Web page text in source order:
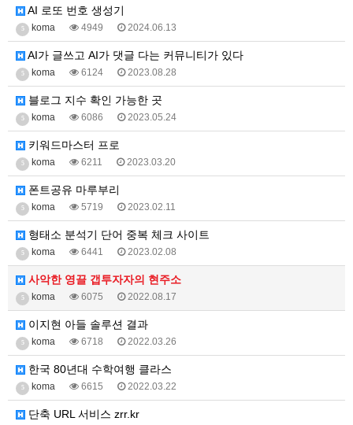
AI 로또 번호 생성기
5 koma 4949 2024.06.13
AI가 글쓰고 AI가 댓글 다는 커뮤니티가 있다
5 koma 6124 2023.08.28
블로그 지수 확인 가능한 곳
5 koma 6086 2023.05.24
키워드마스터 프로
5 koma 6211 2023.03.20
폰트공유 마루부리
5 koma 5719 2023.02.11
형태소 분석기 단어 중복 체크 사이트
5 koma 6441 2023.02.08
사악한 영끌 갭투자자의 현주소
5 koma 6075 2022.08.17
이지현 아들 솔루션 결과
5 koma 6718 2022.03.26
한국 80년대 수학여행 클라스
5 koma 6615 2022.03.22
단축 URL 서비스 zrr.kr